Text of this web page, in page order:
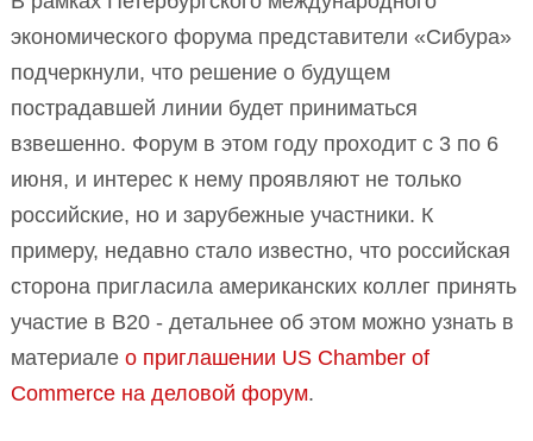
экономического форума представители «Сибура»
подчеркнули, что решение о будущем
пострадавшей линии будет приниматься
взвешенно. Форум в этом году проходит с 3 по 6
июня, и интерес к нему проявляют не только
российские, но и зарубежные участники. К
примеру, недавно стало известно, что российская
сторона пригласила американских коллег принять
участие в B20 - детальнее об этом можно узнать в
материале о приглашении US Chamber of
Commerce на деловой форум.